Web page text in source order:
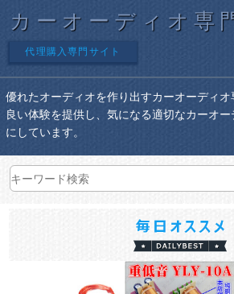
カーオーディオ専
代理購入専門サイト
優れたオーディオを作り出すカーオーディ
良い体験を提供し、気になる適切なカーオ
にしています。